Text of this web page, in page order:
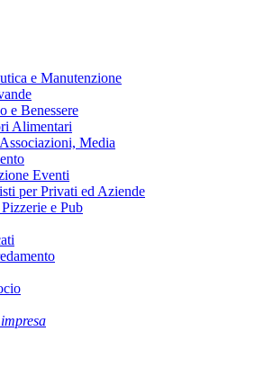
e Manutenzione
e Benessere
Alimentari
Media
Eventi
per Privati ed Aziende
e Pub